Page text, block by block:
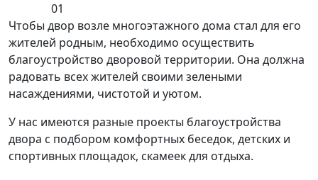
01
Чтобы двор возле многоэтажного дома стал для его
жителей родным, необходимо осуществить
благоустройство дворовой территории. Она должна
радовать всех жителей своими зелеными
насаждениями, чистотой и уютом.
У нас имеются разные проекты благоустройства
двора с подбором комфортных беседок, детских и
спортивных площадок, скамеек для отдыха.